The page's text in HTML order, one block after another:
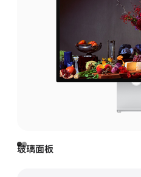
玻璃面板